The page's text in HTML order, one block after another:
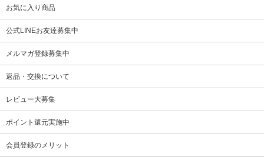
お気に入り商品
公式LINEお友達募集中
メルマガ登録募集中
返品・交換について
レビュー大募集
ポイント還元実施中
会員登録のメリット